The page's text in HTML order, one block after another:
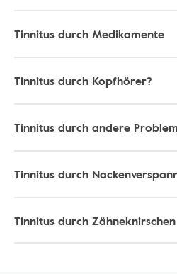
Tinnitus durch Medikamente
Tinnitus durch Kopfhörer?
Tinnitus durch andere
Tinnitus durch
Tinnitus durch Zähneknirschen